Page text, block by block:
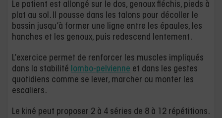
Le patient est allongé sur le dos, genoux fléchis, pieds à
plat au sol. Il pousse dans les talons pour décoller le
bassin jusqu’à former une ligne entre les épaules, les
hanches et les genoux, puis redescend lentement.
L’exercice permet de renforcer les muscles impliqués
dans la stabilité lombo-pelvienne et dans les gestes
quotidiens comme se lever, marcher ou monter les
escaliers.
Le kiné peut proposer 2 à 4 séries de 8 à 12 répétitions.